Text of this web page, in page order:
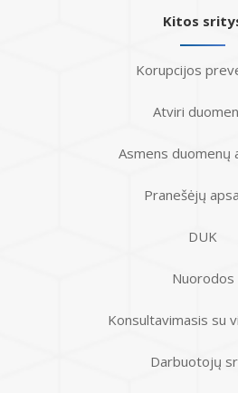
Kitos
Korupcijos
Atviri
Asmens duomenų
Pranešėjų
DUK
Nuorodos
Konsultavimasis su
Darbuotojų